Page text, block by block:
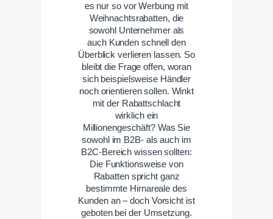
es nur so vor Werbung mit
Weihnachtsrabatten, die
sowohl Unternehmer als
auch Kunden schnell den
Überblick verlieren lassen. So
bleibt die Frage offen, woran
sich beispielsweise Händler
noch orientieren sollen. Winkt
mit der Rabattschlacht
wirklich ein
Millionengeschäft? Was Sie
sowohl im B2B- als auch im
B2C-Bereich wissen sollten:
Die Funktionsweise von
Rabatten spricht ganz
bestimmte Hirnareale des
Kunden an – doch Vorsicht ist
geboten bei der Umsetzung.